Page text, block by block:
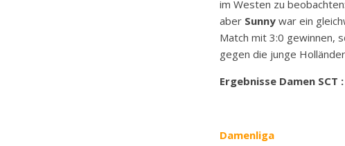
im Westen zu
aber Sunny war ein
Match mit 3:0 gewinnen,
gegen die junge
Ergebnisse Damen SCT
Damenliga